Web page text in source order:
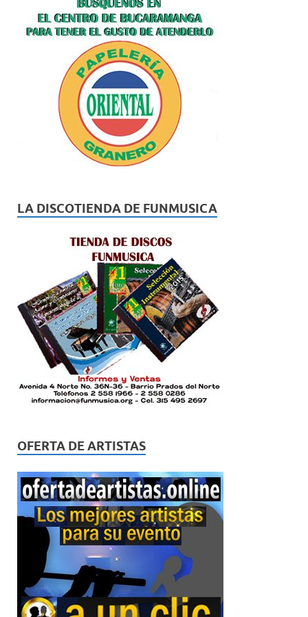
LA DISCOTIENDA DE FUNMUSICA
OFERTA DE ARTISTAS